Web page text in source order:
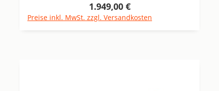
Regulärer Preis:
1.949,00 €
Preise inkl. MwSt. zzgl. Versandkosten